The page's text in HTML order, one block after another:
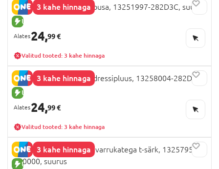
3 kahe hinnaga
UUS TOODE
NAME IT PAW PATROL pusa, 13251997-282D3C, suurus
24,99 €
Valitud tooted: 3 kahe hinnaga
3 kahe hinnaga
UUS TOODE
NAME IT PAW PATROL dressipluus, 13258004-282D3C,
24,99 €
Valitud tooted: 3 kahe hinnaga
3 kahe hinnaga
UUS TOODE
NAME IT FIFA lühikeste varrukatega t-särk, 13257956-
000000, suurus